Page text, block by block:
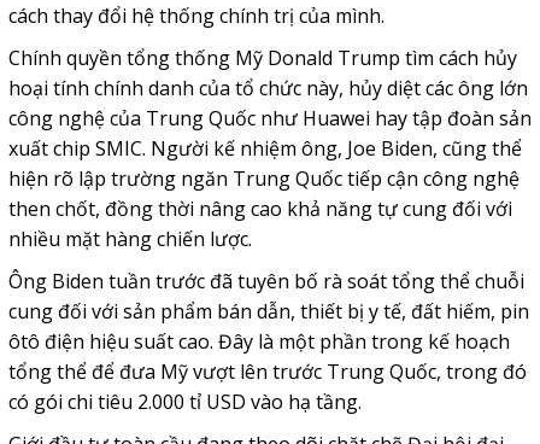
cách thay đổi hệ thống chính trị của mình.
Chính quyền tổng thống Mỹ Donald Trump tìm cách hủy
hoại tính chính danh của tổ chức này, hủy diệt các ông lớn
công nghệ của Trung Quốc như Huawei hay tập đoàn sản
xuất chip SMIC. Người kế nhiệm ông, Joe Biden, cũng thể
hiện rõ lập trường ngăn Trung Quốc tiếp cận công nghệ
then chốt, đồng thời nâng cao khả năng tự cung đối với
nhiều mặt hàng chiến lược.
Ông Biden tuần trước đã tuyên bố rà soát tổng thể chuỗi
cung đối với sản phẩm bán dẫn, thiết bị y tế, đất hiếm, pin
ôtô điện hiệu suất cao. Đây là một phần trong kế hoạch
tổng thể để đưa Mỹ vượt lên trước Trung Quốc, trong đó
có gói chi tiêu 2.000 tỉ USD vào hạ tầng.